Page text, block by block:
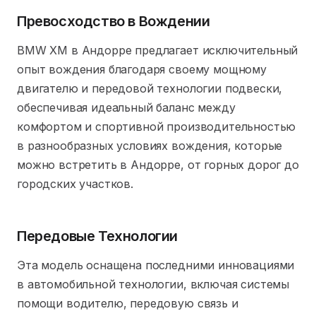
Превосходство в Вождении
BMW XM в Андорре предлагает исключительный
опыт вождения благодаря своему мощному
двигателю и передовой технологии подвески,
обеспечивая идеальный баланс между
комфортом и спортивной производительностью
в разнообразных условиях вождения, которые
можно встретить в Андорре, от горных дорог до
городских участков.
Передовые Технологии
Эта модель оснащена последними инновациями
в автомобильной технологии, включая системы
помощи водителю, передовую связь и